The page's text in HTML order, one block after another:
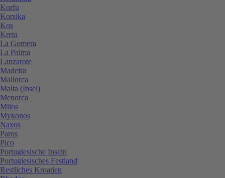
Korfu
Korsika
Kos
Kreta
La Gomera
La Palma
Lanzarote
Madeira
Mallorca
Malta (Insel)
Menorca
Milos
Mykonos
Naxos
Paros
Pico
Portugiesische Inseln
Portugiesisches Festland
Restliches Kroatien